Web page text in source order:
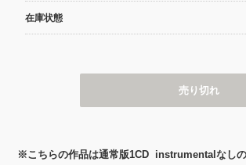
在庫状態
売り切れ
※こちらの作品は通常版1CD instrumentalなし